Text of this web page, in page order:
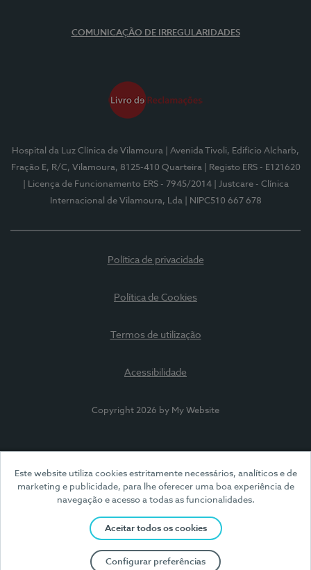
Este website utiliza cookies estritamente necessários, analíticos e de
marketing e publicidade, para lhe oferecer uma boa experiência de
navegação e acesso a todas as funcionalidades.
Aceitar todos os cookies
Configurar preferências
COMUNICAÇÃO DE IRREGULARIDADES
Hospital da Luz Clínica de Vilamoura
| Avenida Tivoli, Edifício Alcharb,
Fração E, R/C, Vilamoura, 8125-410 Quarteira
| Registo ERS - E121620
| Licença de Funcionamento ERS - 7945/2014
| Justcare - Clínica
Internacional de Vilamoura, Lda
| NIPC510 667 678
Política de privacidade
Política de Cookies
Termos de utilização
Acessibilidade
Copyright 2026 by My Website